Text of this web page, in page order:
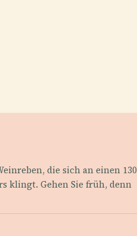
die sich an einen 130
klingt. Gehen Sie früh, denn